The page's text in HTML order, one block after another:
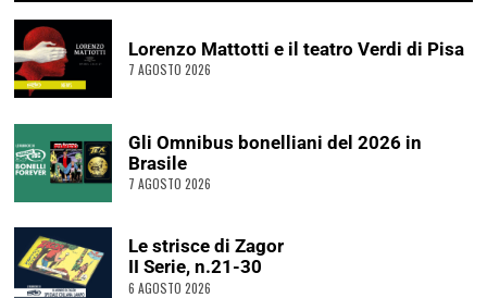
Lorenzo Mattotti e il teatro Verdi di Pisa
7 AGOSTO 2026
Gli Omnibus bonelliani del 2026 in
Brasile
7 AGOSTO 2026
Le strisce di Zagor
II Serie, n.21-30
6 AGOSTO 2026